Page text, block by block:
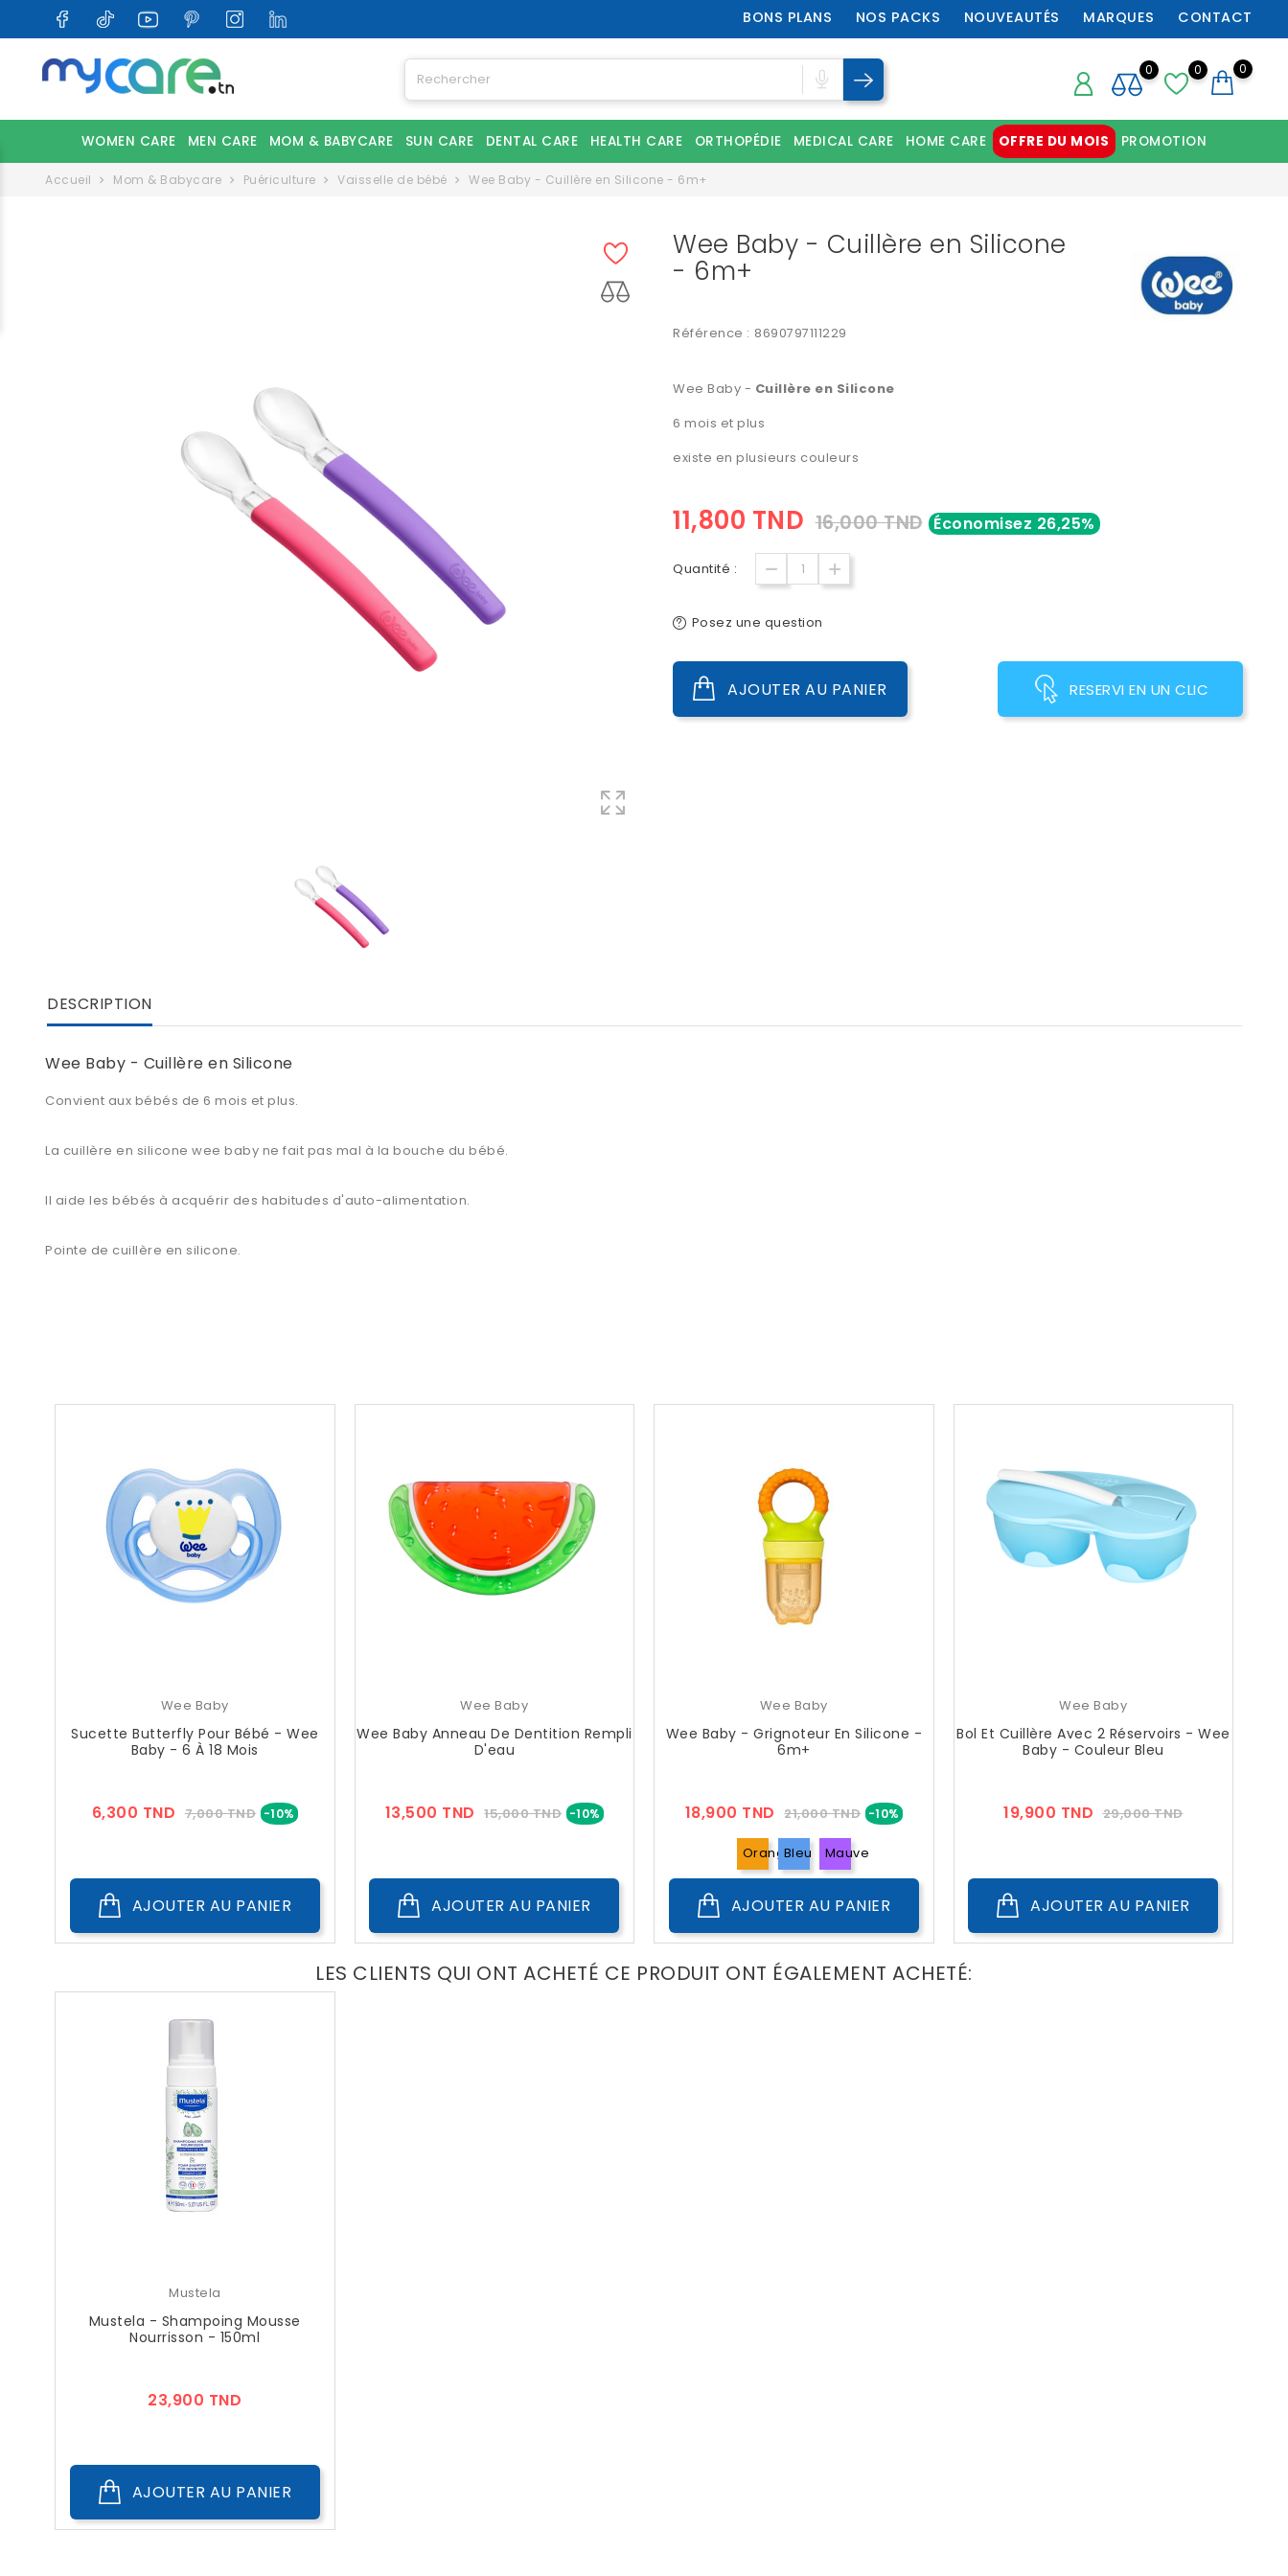
BONS PLANS NOS PACKS NOUVEAUTÉS MARQUES CONTACT
0 0
0
WOMEN CARE MEN CARE MOM & BABYCARE SUN CARE DENTAL CARE HEALTH CARE ORTHOPÉDIE MEDICAL CARE HOME CARE OFFRE DU MOIS PROMOTION
Accueil Mom & Babycare Puériculture Vaisselle de bébé Wee Baby - Cuillère en Silicone - 6m+
Wee Baby - Cuillère en Silicone
- 6m+
Référence : 8690797111229
Wee Baby - Cuillère en Silicone
6 mois et plus
existe en plusieurs couleurs
11,800 TND 16,000 TND Économisez 26,25%
Quantité :
Posez une question
AJOUTER AU PANIER RESERVI EN UN CLIC
DESCRIPTION
Wee Baby - Cuillère en Silicone
Convient aux bébés de 6 mois et plus.
La cuillère en silicone wee baby ne fait pas mal à la bouche du bébé.
Il aide les bébés à acquérir des habitudes d'auto-alimentation.
Pointe de cuillère en silicone.
Wee Baby
Sucette Butterfly Pour Bébé - Wee
Baby - 6 À 18 Mois
6,300 TND Prix
7,000 TND -10% Prix
AJOUTER AU PANIER
Wee Baby
Wee Baby Anneau De Dentition Rempli
D'eau
13,500 TND Prix
15,000 TND -10% Prix
AJOUTER AU PANIER
Wee Baby
Wee Baby - Grignoteur En Silicone -
6m+
18,900 TND Prix
Public
21,000 TND -10% Prix
OrangeBleu Mauve
AJOUTER AU PANIER
Wee Baby
Bol Et Cuillère Avec 2 Réservoirs - Wee
Baby - Couleur Bleu
19,900 TND Prix
29,000 TNDPrix
AJOUTER AU PANIER
LES CLIENTS QUI ONT ACHETÉ CE PRODUIT ONT ÉGALEMENT ACHETÉ:
Mustela
Mustela - Shampoing Mousse
Nourrisson - 150ml
23,900 TND
AJOUTER AU PANIER